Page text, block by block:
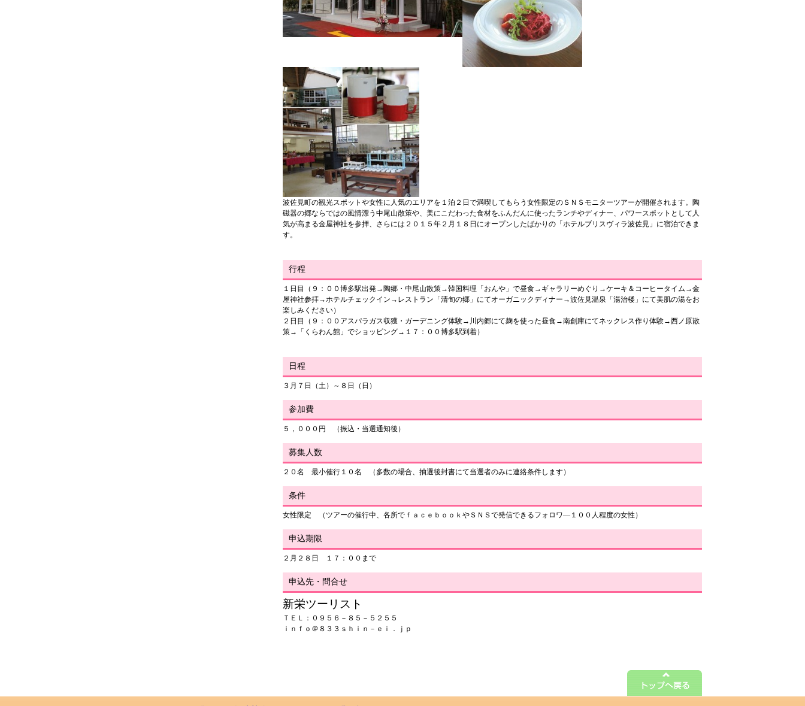
波佐見町の観光スポットや女性に人気のエリアを１泊２日で満喫してもらう女性限定のＳＮＳモニターツアーが開催されます。陶
磁器の郷ならではの風情漂う中尾山散策や、美にこだわった食材をふんだんに使ったランチやディナー、パワースポットとして人
気が高まる金屋神社を参拝、さらには２０１５年２月１８日にオープンしたばかりの「ホテルブリスヴィラ波佐見」に宿泊できま
す。
行程
１日目（９：００博多駅出発→陶郷・中尾山散策→韓国料理「おんや」で昼食→ギャラリーめぐり→ケーキ＆コーヒータイム→金
屋神社参拝→ホテルチェックイン→レストラン「清旬の郷」にてオーガニックディナー→波佐見温泉「湯治楼」にて美肌の湯をお
楽しみください）
２日目（９：００アスパラガス収獲・ガーデニング体験→川内郷にて麹を使った昼食→南創庫にてネックレス作り体験→西ノ原散
策→「くらわん館」でショッピング→１７：００博多駅到着）
日程
３月７日（土）～８日（日）
参加費
５，０００円 （振込・当選通知後）
募集人数
２０名 最小催行１０名 （多数の場合、抽選後封書にて当選者のみに連絡条件します）
条件
女性限定 （ツアーの催行中、各所でｆａｃｅｂｏｏｋやＳＮＳで発信できるフォロワ―１００人程度の女性）
申込期限
２月２８日 １７：００まで
申込先・問合せ
新栄ツーリスト
ＴＥＬ：０９５６－８５－５２５５
ｉｎｆｏ＠８３３ｓｈｉｎ－ｅｉ．ｊｐ